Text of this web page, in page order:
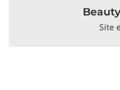
Site